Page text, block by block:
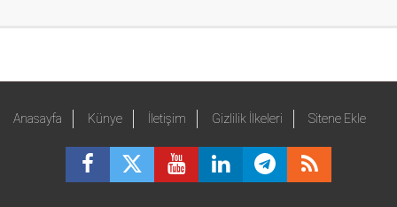
Anasayfa Künye İletişim Gizlilik İlkeleri Sitene Ekle